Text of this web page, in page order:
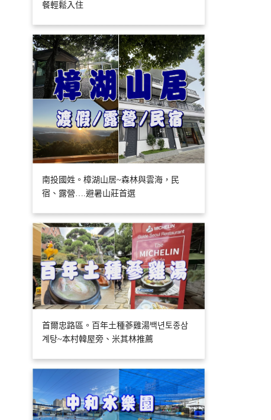
餐輕鬆入住
南投國姓。樟湖山居~森林與雲海，民
宿、露營….避暑山莊首選
首爾忠路區。百年土種蔘雞湯백년토종삼
계탕~本村韓屋旁、米其林推薦